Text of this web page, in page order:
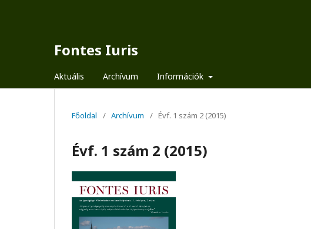
Fontes Iuris
Aktuális Archívum Információk
Főoldal / Archívum / Évf. 1 szám 2 (2015)
Évf. 1 szám 2 (2015)